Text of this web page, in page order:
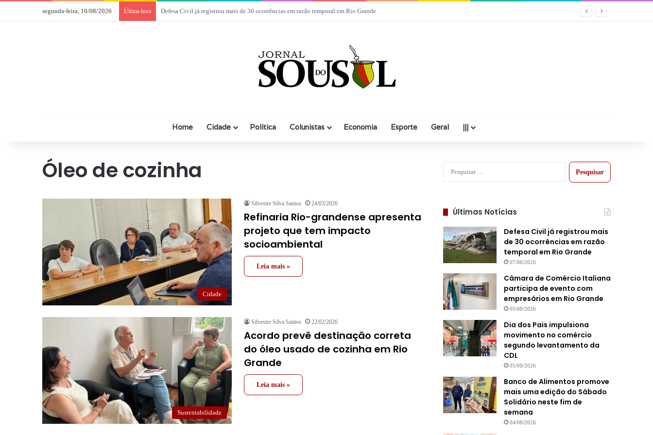
segunda-feira, 10/08/2026 Última hora Câmara de Comércio Italiana participa de evento com empresários em Rio Grande
Home Cidade Política Colunistas Economia Esporte Geral |||
Óleo de cozinha
Cidade
Silvestre Silva Santos 24/03/2026
Refinaria Rio-grandense apresenta
projeto que tem impacto
socioambiental
Leia mais »
Sustentabilidade
Silvestre Silva Santos 22/02/2026
Acordo prevê destinação correta
do óleo usado de cozinha em Rio
Grande
Leia mais »
Pesquisar
Últimas Notícias
Defesa Civil já registrou mais
de 30 ocorrências em razão
temporal em Rio Grande
07/08/2026
Câmara de Comércio Italiana
participa de evento com
empresários em Rio Grande
05/08/2026
Dia dos Pais impulsiona
movimento no comércio
segundo levantamento da
CDL
05/08/2026
Banco de Alimentos promove
mais uma edição do Sábado
Solidário neste fim de
semana
04/08/2026